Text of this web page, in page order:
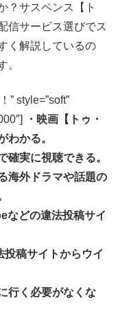
？サスペンス【ト
信サービス選びでス
く解説しているの
。
” style=”soft”
・映画【トゥ・
わかる。
確実に視聴できる。
海外ドラマや話題の
などの違法投稿サイ
稿サイトからウイ
行く必要がなくな